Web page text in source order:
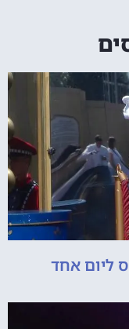
ליום אחד